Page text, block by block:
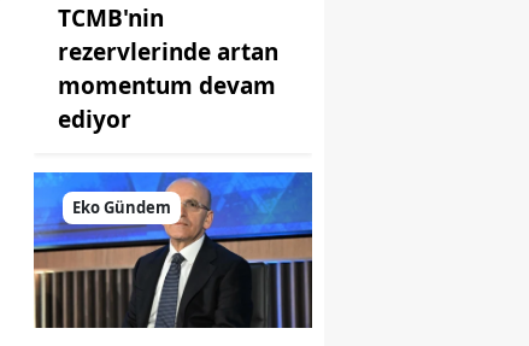
TCMB'nin
rezervlerinde artan
momentum devam
ediyor
Eko Gündem